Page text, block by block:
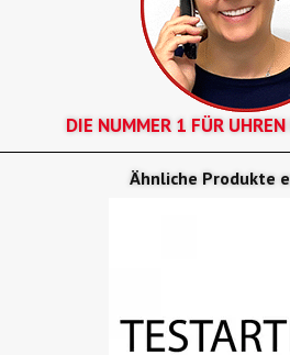
DIE NUMMER 1 FÜR
Ähnliche Produkte